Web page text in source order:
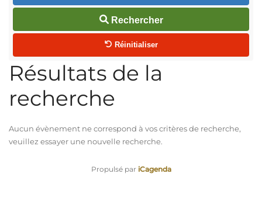
Rechercher
Réinitialiser
Résultats de la
recherche
Aucun évènement ne correspond à vos critères de recherche,
veuillez essayer une nouvelle recherche.
Propulsé par iCagenda